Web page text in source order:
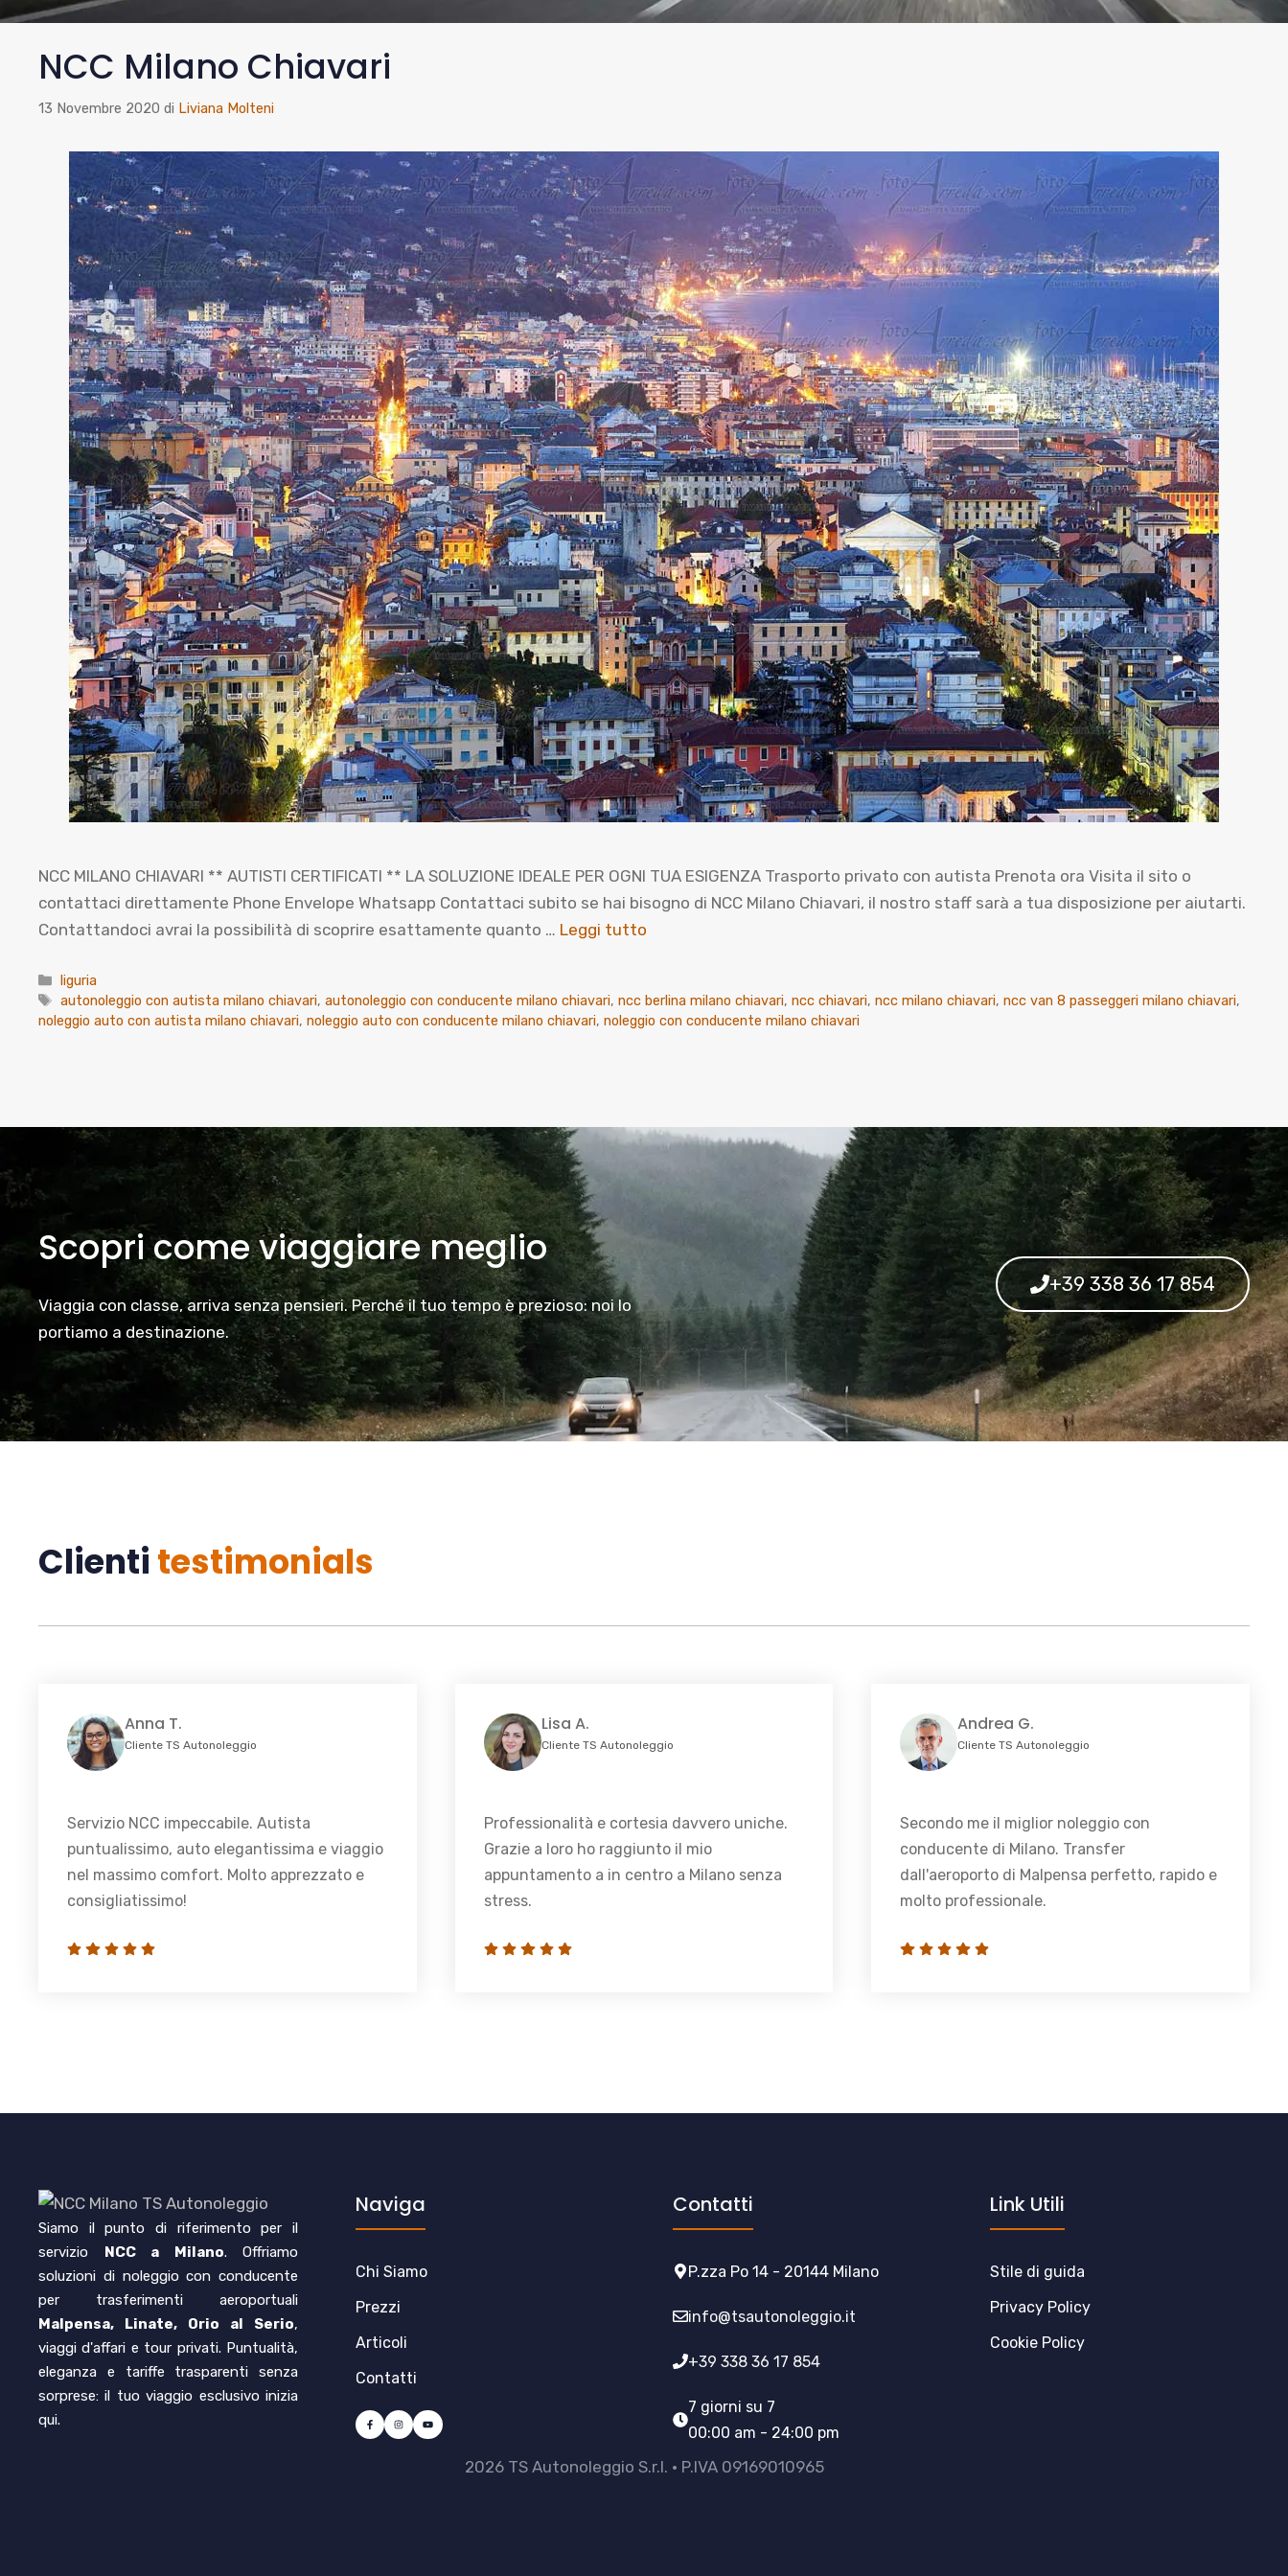
NCC Milano Chiavari
13 Novembre 2020 di Liviana Molteni
NCC MILANO CHIAVARI ** AUTISTI CERTIFICATI ** LA SOLUZIONE IDEALE PER OGNI TUA ESIGENZA Trasporto privato con autista Prenota ora Visita il sito o
contattaci direttamente Phone Envelope Whatsapp Contattaci subito se hai bisogno di NCC Milano Chiavari, il nostro staff sarà a tua disposizione per aiutarti.
Contattandoci avrai la possibilità di scoprire esattamente quanto … Leggi tutto
Categorie
liguria
Tag
autonoleggio con autista milano chiavari,autonoleggio con conducente milano chiavari,ncc berlina milano chiavari,ncc chiavari,ncc milano chiavari,ncc van 8 passeggeri milano chiavari,
noleggio auto con autista milano chiavari, noleggio auto con conducente milano chiavari, noleggio con conducente milano chiavari
Scopri come viaggiare meglio
Viaggia con classe, arriva senza pensieri. Perché il tuo tempo è prezioso: noi lo
portiamo a destinazione.
+39 338 36 17 854
Clienti testimonials
Anna T.
Cliente TS Autonoleggio
Servizio NCC impeccabile. Autista
puntualissimo, auto elegantissima e viaggio
nel massimo comfort. Molto apprezzato e
consigliatissimo!
Lisa A.
Cliente TS Autonoleggio
Professionalità e cortesia davvero uniche.
Grazie a loro ho raggiunto il mio
appuntamento a in centro a Milano senza
stress.
Andrea G.
Cliente TS Autonoleggio
Secondo me il miglior noleggio con
conducente di Milano. Transfer
dall'aeroporto di Malpensa perfetto, rapido e
molto professionale.
Siamo il punto di riferimento per il
servizio NCC a Milano. Offriamo
soluzioni di noleggio con conducente
per trasferimenti aeroportuali
Malpensa, Linate, Orio al Serio,
viaggi d'affari e tour privati. Puntualità,
eleganza e tariffe trasparenti senza
sorprese: il tuo viaggio esclusivo inizia
qui.
Naviga
Chi Siamo
Prezzi
Articoli
Contatti
Contatti
P.zza Po 14 - 20144 Milano
info@tsautonoleggio.it
+39 338 36 17 854
7 giorni su 7
00:00 am - 24:00 pm
Link Utili
Stile di guida
Privacy Policy
Cookie Policy
2026 TS Autonoleggio S.r.l. • P.IVA 09169010965